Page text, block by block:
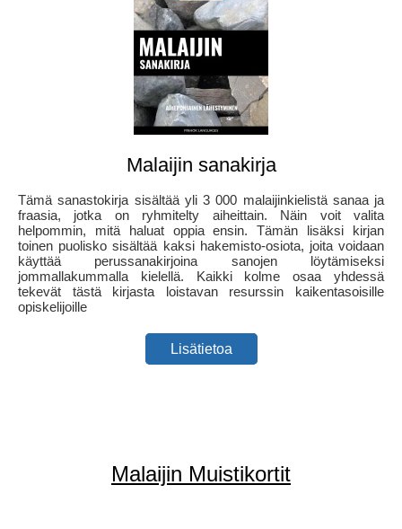
Malaijin sanakirja
Tämä sanastokirja sisältää yli 3 000 malaijinkielistä sanaa ja
fraasia, jotka on ryhmitelty aiheittain. Näin voit valita
helpommin, mitä haluat oppia ensin. Tämän lisäksi kirjan
toinen puolisko sisältää kaksi hakemisto-osiota, joita voidaan
käyttää perussanakirjoina sanojen löytämiseksi
jommallakummalla kielellä. Kaikki kolme osaa yhdessä
tekevät tästä kirjasta loistavan resurssin kaikentasoisille
opiskelijoille
Lisätietoa
Malaijin Muistikortit